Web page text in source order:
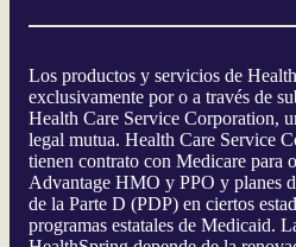
Los productos y servicios de
exclusivamente por o a través de
Health Care Service Corporation,
legal mutua. Health Care Service
tienen contrato con Medicare para
Advantage HMO y PPO y planes
de la Parte D (PDP) en ciertos
programas estatales de Medicaid.